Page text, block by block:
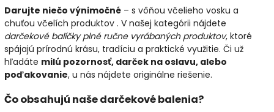
Darujte niečo výnimočné – s vôňou včelieho vosku a
chuťou včelích produktov . V našej kategórii nájdete
darčekové balíčky plné ručne vyrábaných produktov, ktoré
spájajú prírodnú krásu, tradíciu a praktické využitie. Či už
hľadáte milú pozornosť, darček na oslavu, alebo
poďakovanie, u nás nájdete originálne riešenie.
Čo obsahujú naše darčekové balenia?